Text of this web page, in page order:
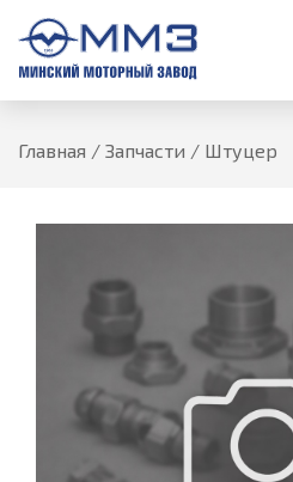
Главная / Запчасти / Штуцер